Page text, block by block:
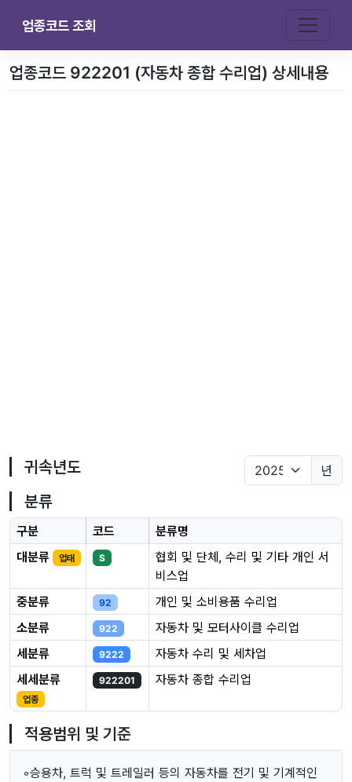
업종코드 조회
업종코드 922201 (자동차 종합 수리업) 상세내용
귀속년도 년
분류
구분 코드
분류명
대분류
업태 S
협회 및 단체, 수리 및 기타 개인 서
비스업
중분류
92
개인 및 소비용품 수리업
소분류
922
자동차 및 모터사이클 수리업
세분류
9222
자동차 수리 및 세차업
세세분류
업종
922201 자동차 종합 수리업
적용범위 및 기준
◦승용차, 트럭 및 트레일러 등의 자동차를 전기 및 기계적인